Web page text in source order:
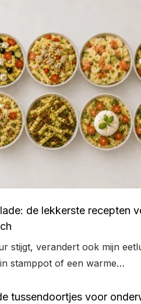
de lekkerste recepten
stijgt, verandert ook mijn
stamppot of een warme…
tussendoortjes voor